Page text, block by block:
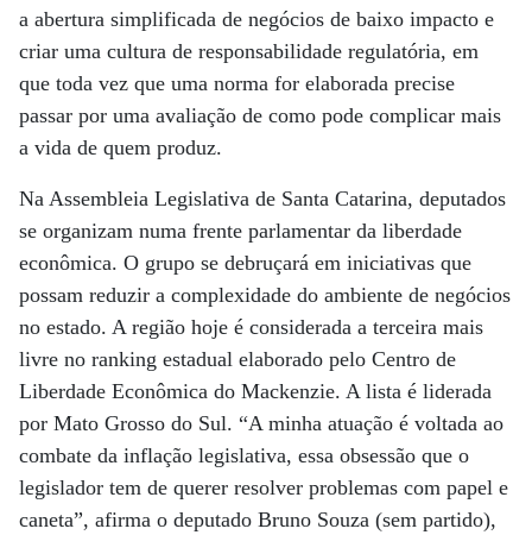
a abertura simplificada de negócios de baixo impacto e
criar uma cultura de responsabilidade regulatória, em
que toda vez que uma norma for elaborada precise
passar por uma avaliação de como pode complicar mais
a vida de quem produz.
Na Assembleia Legislativa de Santa Catarina, deputados
se organizam numa frente parlamentar da liberdade
econômica. O grupo se debruçará em iniciativas que
possam reduzir a complexidade do ambiente de negócios
no estado. A região hoje é considerada a terceira mais
livre no ranking estadual elaborado pelo Centro de
Liberdade Econômica do Mackenzie. A lista é liderada
por Mato Grosso do Sul. “A minha atuação é voltada ao
combate da inflação legislativa, essa obsessão que o
legislador tem de querer resolver problemas com papel e
caneta”, afirma o deputado Bruno Souza (sem partido),